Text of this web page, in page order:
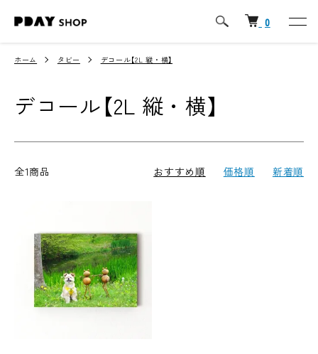
0
ホーム タビー デコール【2L 縦・横】
デコール【2L 縦・横】
全1商品 おすすめ順 価格順 新着順